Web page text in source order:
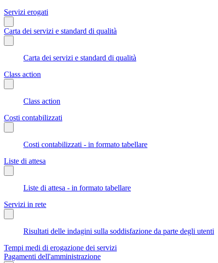
Servizi erogati
Carta dei servizi e standard di qualità
Carta dei servizi e standard di qualità
Class action
Class action
Costi contabilizzati
Costi contabilizzati - in formato tabellare
Liste di attesa
Liste di attesa - in formato tabellare
Servizi in rete
Risultati delle indagini sulla soddisfazione da parte degli utenti
Tempi medi di erogazione dei servizi
Pagamenti dell'amministrazione